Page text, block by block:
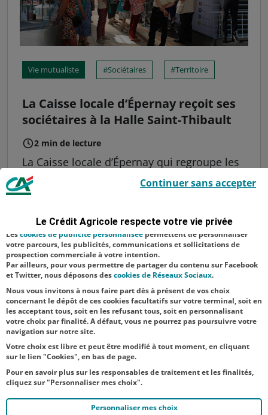
Vie mutualiste Sociétaires Territoire
La Caisse locale d’Épernay reçoit ses
sociétaires à la Halle Saint-Thibault
2 min de lecture
La Caisse locale d’Épernay qui regroupe les
agences de Bouzy et d’Épernay Vallé, la
Banque Privée d’Épernay, les centres
professionnels d’Épernay avait invité ses
clients sociétaires à un moment de
convivialité d...
2 ... 7 8 9 10 11 12 13 14
Le Crédit Agricole respecte votre vie privée
indispensables car utilisés à des fins de bon fonctionnement et de
sécurité ; d’autres sont facultatifs. Les
satisfaction facultatifs.
Lescookies de publicité personnalisée permettent de personnaliser
votre parcours, les publicités, communications et sollicitations de
prospection commerciale à votre intention.
Par ailleurs, pour vous permettre de partager du contenu sur Facebook
et Twitter, nous déposons descookies de Réseaux Sociaux.
Nous vous invitons à nous faire part dès à présent de vos choix
concernant le dépôt de ces cookies facultatifs sur votre terminal, soit en
les acceptant tous, soit en les refusant tous, soit en personnalisant
votre choix par finalité. A défaut, vous ne pourrez pas poursuivre votre
navigation sur notre site.
Votre choix est libre et peut être modifié à tout moment, en cliquant
sur le lien "Cookies", en bas de page.
Pour en savoir plus sur les responsables de traitement et les finalités,
cliquez sur "Personnaliser mes choix".
Personnaliser mes choix
Continuer sans accepter